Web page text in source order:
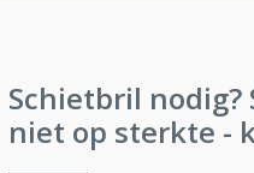
Schietbril
niet op sterkte -